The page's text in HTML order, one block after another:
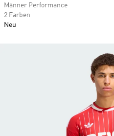
Männer Performance
2 Farben
Neu